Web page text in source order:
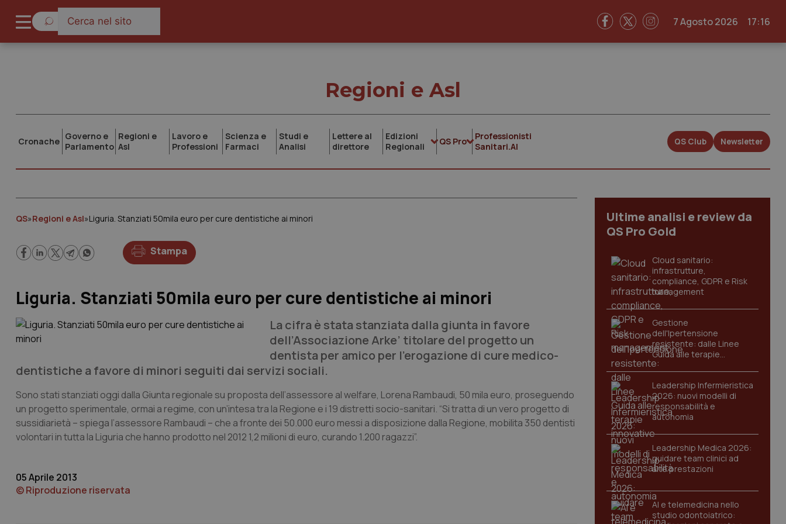
7 Agosto 2026 17:16
Regioni e Asl
Cronache Governo e
Parlamento
Regioni e
Asl
Lavoro e
Professioni
Scienza e
Farmaci
Studi e
Analisi
Lettere al
direttore
Edizioni
Regionali
QS Pro
Professionisti
Sanitari.AI
QS Club Newsletter
QS»Regioni e Asl»Liguria. Stanziati 50mila euro per cure dentistiche ai minori
Stampa
Liguria. Stanziati 50mila euro per cure dentistiche ai minori
La cifra è stata stanziata dalla giunta in favore
dell’Associazione Arke’ titolare del progetto un
dentista per amico per l’erogazione di cure medico-
dentistiche a favore di minori seguiti dai servizi sociali.
Sono stati stanziati oggi dalla Giunta regionale su proposta dell’assessore al welfare, Lorena Rambaudi, 50 mila euro, proseguendo
un progetto sperimentale, ormai a regime, con un’intesa tra la Regione e i 19 distretti socio-sanitari. “Si tratta di un vero progetto di
sussidiarietà – spiega l’assessore Rambaudi – che a fronte dei 50.000 euro messi a disposizione dalla Regione, mobilita 350 dentisti
volontari in tutta la Liguria che hanno prodotto nel 2012 1,2 milioni di euro, curando 1.200 ragazzi”.
05 Aprile 2013
© Riproduzione riservata
Ultime analisi e review da
QS Pro Gold
Cloud sanitario:
infrastrutture,
compliance, GDPR e Risk
management
Gestione
dell'Ipertensione
resistente: dalle Linee
Guida alle terapie
innovative
Leadership Infermieristica
2026: nuovi modelli di
responsabilità e
autonomia
Leadership Medica 2026:
guidare team clinici ad
alte prestazioni
AI e telemedicina nello
studio odontoiatrico: